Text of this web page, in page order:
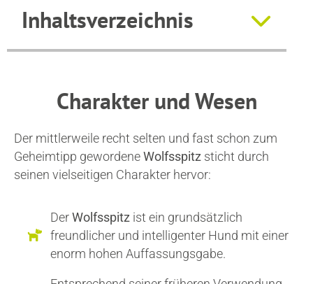
Inhaltsverzeichnis
Charakter und Wesen
Der mittlerweile recht selten und fast schon zum
Geheimtipp gewordeneWolfsspitz sticht durch
seinen vielseitigen Charakter hervor:
DerWolfsspitz ist ein grundsätzlich
freundlicher und intelligenter Hund mit einer
enorm hohen Auffassungsgabe.